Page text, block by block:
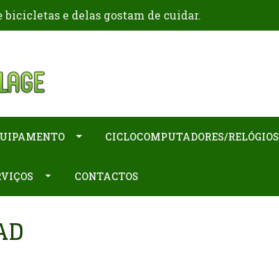
e delas gostam de cuidar.
CICLOCOMPUTADORES/RELÓGIOS
CONTACTOS